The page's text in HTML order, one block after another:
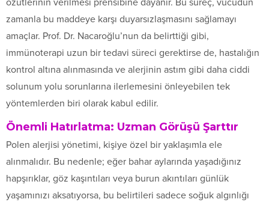
zamanla bu maddeye karşı duyarsızlaşmasını sağlamayı
amaçlar. Prof. Dr. Nacaroğlu’nun da belirttiği gibi,
immünoterapi uzun bir tedavi süreci gerektirse de, hastalığın
kontrol altına alınmasında ve alerjinin astım gibi daha ciddi
solunum yolu sorunlarına ilerlemesini önleyebilen tek
yöntemlerden biri olarak kabul edilir.
Önemli Hatırlatma: Uzman Görüşü Şarttır
Polen alerjisi yönetimi, kişiye özel bir yaklaşımla ele
alınmalıdır. Bu nedenle; eğer bahar aylarında yaşadığınız
hapşırıklar, göz kaşıntıları veya burun akıntıları günlük
yaşamınızı aksatıyorsa, bu belirtileri sadece soğuk algınlığı